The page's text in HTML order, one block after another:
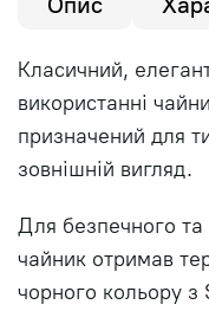
Класичний,
використанні
призначений для
зовнішній вигляд.
Для безпечного та
чайник отримав
чорного кольору з